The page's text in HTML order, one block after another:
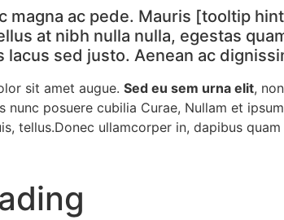
magna ac pede. Mauris [tooltip
at nibh nulla nulla, egestas
lacus sed justo. Aenean ac
sit amet augue. Sed eu sem urna elit,
nunc posuere cubilia Curae, Nullam et
tellus.Donec ullamcorper in, dapibus